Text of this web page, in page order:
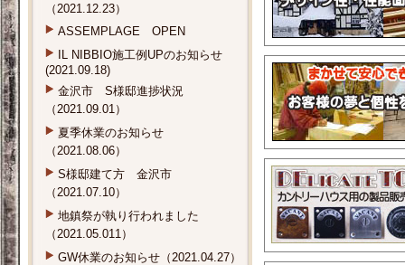
（2021.12.23）
ASSEMPLAGE OPEN
IL NIBBIO施工例UPのお知らせ
(2021.09.18)
金沢市 S様邸進捗状況
（2021.09.01）
夏季休業のお知らせ
（2021.08.06）
S様邸建て方 金沢市
（2021.07.10）
地鎮祭が執り行われました
（2021.05.011）
GW休業のお知らせ（2021.04.27）